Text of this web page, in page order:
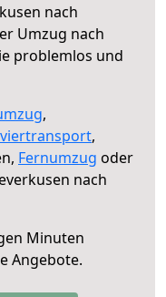
nach
Umzug nach
problemlos und
,
,
Fernumzug oder
nach
Minuten
Angebote.